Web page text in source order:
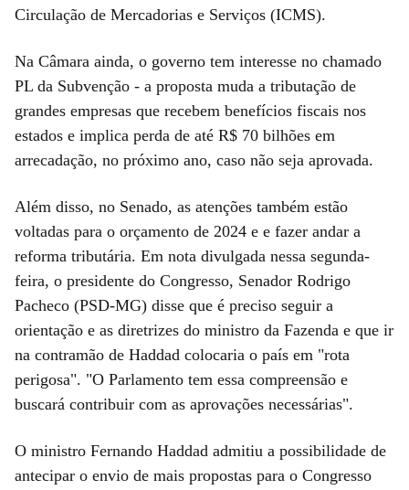
Circulação de Mercadorias e Serviços (ICMS).
Na Câmara ainda, o governo tem interesse no chamado
PL da Subvenção - a proposta muda a tributação de
grandes empresas que recebem benefícios fiscais nos
estados e implica perda de até R$ 70 bilhões em
arrecadação, no próximo ano, caso não seja aprovada.
Além disso, no Senado, as atenções também estão
voltadas para o orçamento de 2024 e e fazer andar a
reforma tributária. Em nota divulgada nessa segunda-
feira, o presidente do Congresso, Senador Rodrigo
Pacheco (PSD-MG) disse que é preciso seguir a
orientação e as diretrizes do ministro da Fazenda e que ir
na contramão de Haddad colocaria o país em "rota
perigosa". "O Parlamento tem essa compreensão e
buscará contribuir com as aprovações necessárias".
O ministro Fernando Haddad admitiu a possibilidade de
antecipar o envio de mais propostas para o Congresso